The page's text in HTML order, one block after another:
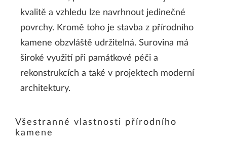
kvalitě a vzhledu lze navrhnout jedinečné
povrchy. Kromě toho je stavba z přírodního
kamene obzvláště udržitelná. Surovina má
široké využití při památkové péči a
rekonstrukcích a také v projektech moderní
architektury.
Všestranné vlastnosti přírodního
kamene